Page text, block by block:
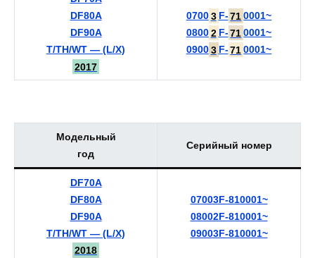
DF80A
DF90A
T/TH/WT — (L/X)
2017
0700 3 F-71 0001~
0800 2 F-71 0001~
0900 3 F-71 0001~
Модельный
год
Серийный номер
DF70A
DF80A
DF90A
T/TH/WT — (L/X)
2018
07003F-810001~
08002F-810001~
09003F-810001~